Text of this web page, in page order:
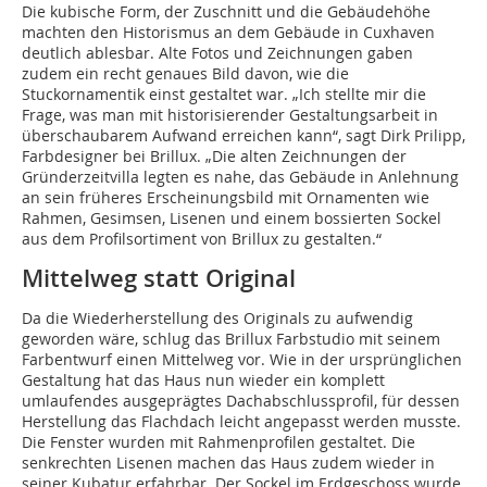
Die kubische Form, der Zuschnitt und die Gebäudehöhe
machten den Historismus an dem Gebäude in Cuxhaven
deutlich ablesbar. Alte Fotos und Zeichnungen gaben
zudem ein recht genaues Bild davon, wie die
Stuckornamentik einst gestaltet war. „Ich stellte mir die
Frage, was man mit historisierender Gestaltungsarbeit in
überschaubarem Aufwand erreichen kann“, sagt Dirk Prilipp,
Farbdesigner bei Brillux. „Die alten Zeichnungen der
Gründerzeitvilla legten es nahe, das Gebäude in Anlehnung
an sein früheres Erscheinungsbild mit Ornamenten wie
Rahmen, Gesimsen, Lisenen und einem bossierten Sockel
aus dem Profilsortiment von Brillux zu gestalten.“
Mittelweg statt Original
Da die Wiederherstellung des Originals zu aufwendig
geworden wäre, schlug das Brillux Farbstudio mit seinem
Farbentwurf einen Mittelweg vor. Wie in der ursprünglichen
Gestaltung hat das Haus nun wieder ein komplett
umlaufendes ausgeprägtes Dachabschlussprofil, für dessen
Herstellung das Flachdach leicht angepasst werden musste.
Die Fenster wurden mit Rahmenprofilen gestaltet. Die
senkrechten Lisenen machen das Haus zudem wieder in